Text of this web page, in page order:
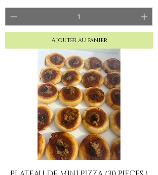
Ajouter au panier